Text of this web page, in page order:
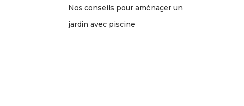
Nos conseils pour aménager un
jardin avec piscine